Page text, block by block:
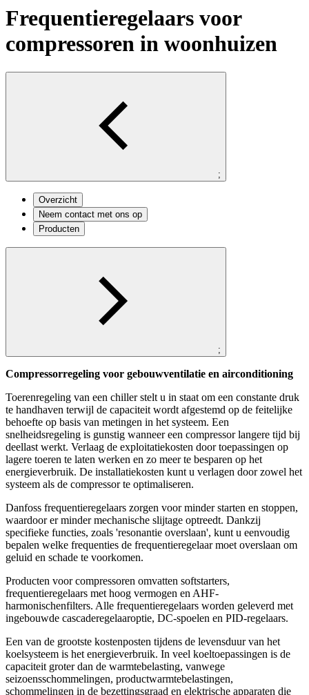
Frequentieregelaars voor
compressoren in woonhuizen
;
Overzicht
Neem contact met ons op
Producten
;
Compressorregeling voor gebouwventilatie en airconditioning
Toerenregeling van een chiller stelt u in staat om een constante druk
te handhaven terwijl de capaciteit wordt afgestemd op de feitelijke
behoefte op basis van metingen in het systeem. Een
snelheidsregeling is gunstig wanneer een compressor langere tijd bij
deellast werkt. Verlaag de exploitatiekosten door toepassingen op
lagere toeren te laten werken en zo meer te besparen op het
energieverbruik. De installatiekosten kunt u verlagen door zowel het
systeem als de compressor te optimaliseren.
Danfoss frequentieregelaars zorgen voor minder starten en stoppen,
waardoor er minder mechanische slijtage optreedt. Dankzij
specifieke functies, zoals 'resonantie overslaan', kunt u eenvoudig
bepalen welke frequenties de frequentieregelaar moet overslaan om
geluid en schade te voorkomen.
Producten voor compressoren omvatten softstarters,
frequentieregelaars met hoog vermogen en AHF-
harmonischenfilters. Alle frequentieregelaars worden geleverd met
ingebouwde cascaderegelaaroptie, DC-spoelen en PID-regelaars.
Een van de grootste kostenposten tijdens de levensduur van het
koelsysteem is het energieverbruik. In veel koeltoepassingen is de
capaciteit groter dan de warmtebelasting, vanwege
seizoensschommelingen, productwarmtebelastingen,
schommelingen in de bezettingsgraad en elektrische apparaten die